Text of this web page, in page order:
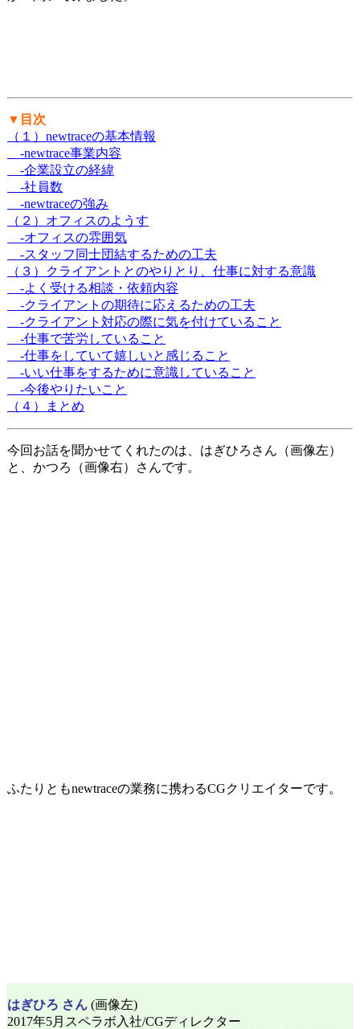
▼目次
（１）newtraceの基本情報
-newtrace事業内容
-企業設立の経緯
-社員数
-newtraceの強み
（２）オフィスのようす
-オフィスの雰囲気
-スタッフ同士団結するための工夫
（３）クライアントとのやりとり、仕事に対する意識
-よく受ける相談・依頼内容
-クライアントの期待に応えるための工夫
-クライアント対応の際に気を付けていること
-仕事で苦労していること
-仕事をしていて嬉しいと感じること
-いい仕事をするために意識していること
-今後やりたいこと
（４）まとめ
今回お話を聞かせてくれたのは、はぎひろさん（画像左）
と、かつろ（画像右）さんです。
ふたりともnewtraceの業務に携わるCGクリエイターです。
はぎひろ さん (画像左)
2017年5月スペラボ入社/CGディレクター